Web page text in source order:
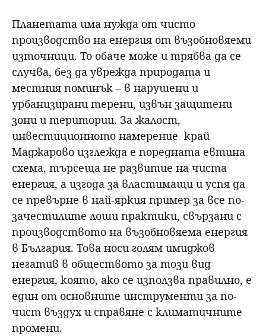
Планетата има нужда от чисто
производство на енергия от възобновяеми
източници. То обаче може и трябва да се
случва, без да уврежда природата и
местния поминък – в нарушени и
урбанизирани терени, извън защитени
зони и територии. За жалост,
инвестиционното намерение край
Маджарово изглежда е поредната евтина
схема, търсеща не развитие на чиста
енергия, а изгода за властимащи и успя да
се превърне в най-яркия пример за все по-
зачестилите лоши практики, свързани с
производството на възобновяема енергия
в България. Това носи голям имиджов
негатив в обществото за този вид
енергия, която, ако се използва правилно, е
един от основните инструменти за по-
чист въздух и справяне с климатичните
промени.